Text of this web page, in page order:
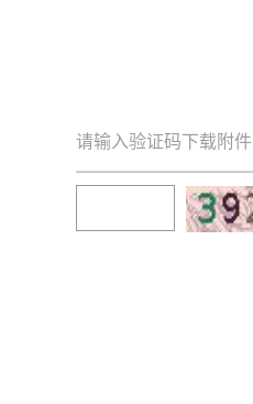
请输入验证码下载附件